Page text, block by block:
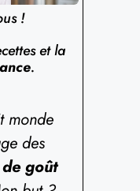
!
et la
.
monde
des
goût